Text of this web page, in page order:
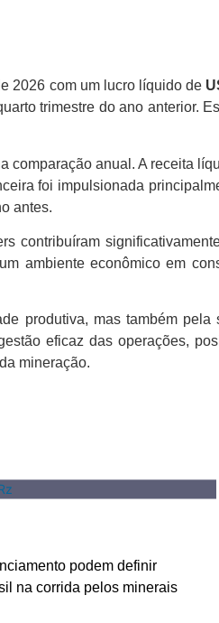
2026 com um lucro líquido de
trimestre do ano anterior.
comparação anual. A receita
foi impulsionada
antes.
contribuíram
ambiente econômico em
produtiva, mas também
eficaz das operações,
mineração.
podem definir
na corrida pelos minerais